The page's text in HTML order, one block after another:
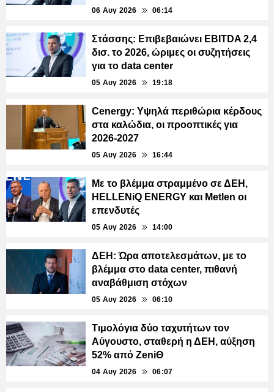
06 Αυγ 2026 06:14
Στάσσης: Επιβεβαιώνει EBITDA 2,4
δισ. το 2026, ώριμες οι συζητήσεις
για το data center
05 Αυγ 2026 19:18
Cenergy: Υψηλά περιθώρια κέρδους
στα καλώδια, οι προοπτικές για
2026-2027
05 Αυγ 2026 16:44
Με το βλέμμα στραμμένο σε ΔΕΗ,
HELLENiQ ENERGY και Metlen οι
επενδυτές
05 Αυγ 2026 14:00
ΔΕΗ: Ώρα αποτελεσμάτων, με το
βλέμμα στο data center, πιθανή
αναβάθμιση στόχων
05 Αυγ 2026 06:10
Τιμολόγια δύο ταχυτήτων τον
Αύγουστο, σταθερή η ΔΕΗ, αύξηση
52% από ΖeniΘ
04 Αυγ 2026 06:07